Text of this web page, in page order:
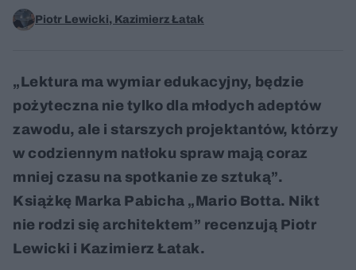
Piotr Lewicki, Kazimierz Łatak
„Lektura ma wymiar edukacyjny, będzie
pożyteczna nie tylko dla młodych adeptów
zawodu, ale i starszych projektantów, którzy
w codziennym natłoku spraw mają coraz
mniej czasu na spotkanie ze sztuką”.
Książkę Marka Pabicha „Mario Botta. Nikt
nie rodzi się architektem” recenzują Piotr
Lewicki i Kazimierz Łatak.